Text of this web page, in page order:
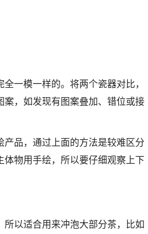
一模一样的。将两个瓷器对比，
，如发现有图案叠加、错位或接
品，通过上面的方法是较难区分
物用手绘，所以要仔细观察上下
以适合用来冲泡大部分茶，比如